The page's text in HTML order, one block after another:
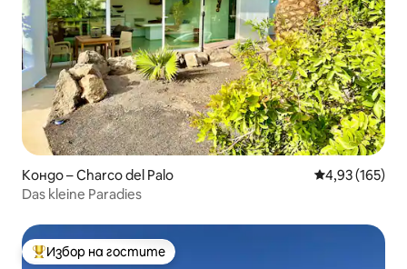
Кондо – Charco del Palo Средна
4,93 (165)
Das kleine Paradies
Най-популярен избор на гостите
Избор на гостите